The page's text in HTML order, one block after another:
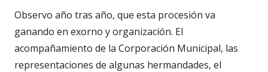
Observo año tras año, que esta procesión va
ganando en exorno y organización. El
acompañamiento de la Corporación Municipal, las
representaciones de algunas hermandades, el